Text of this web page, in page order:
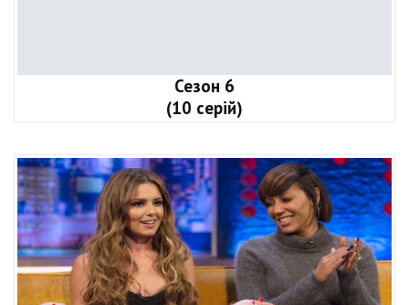
Сезон 6
(10 серій)